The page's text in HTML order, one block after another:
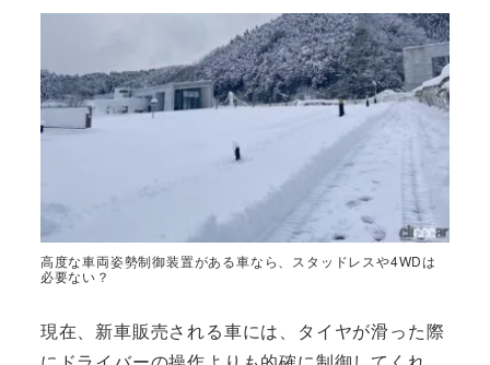
高度な車両姿勢制御装置がある車なら、スタッドレスや4WDは
必要ない？
現在、新車販売される車には、タイヤが滑った際